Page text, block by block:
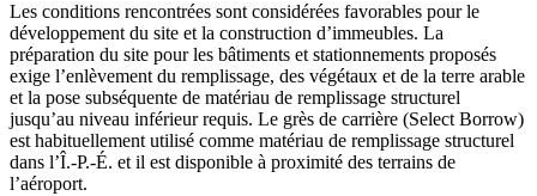
Les conditions rencontrées sont considérées favorables pour le
développement du site et la construction d’immeubles. La
préparation du site pour les bâtiments et stationnements proposés
exige l’enlèvement du remplissage, des végétaux et de la terre arable
et la pose subséquente de matériau de remplissage structurel
jusqu’au niveau inférieur requis. Le grès de carrière (Select Borrow)
est habituellement utilisé comme matériau de remplissage structurel
dans l’Î.-P.-É. et il est disponible à proximité des terrains de
l’aéroport.